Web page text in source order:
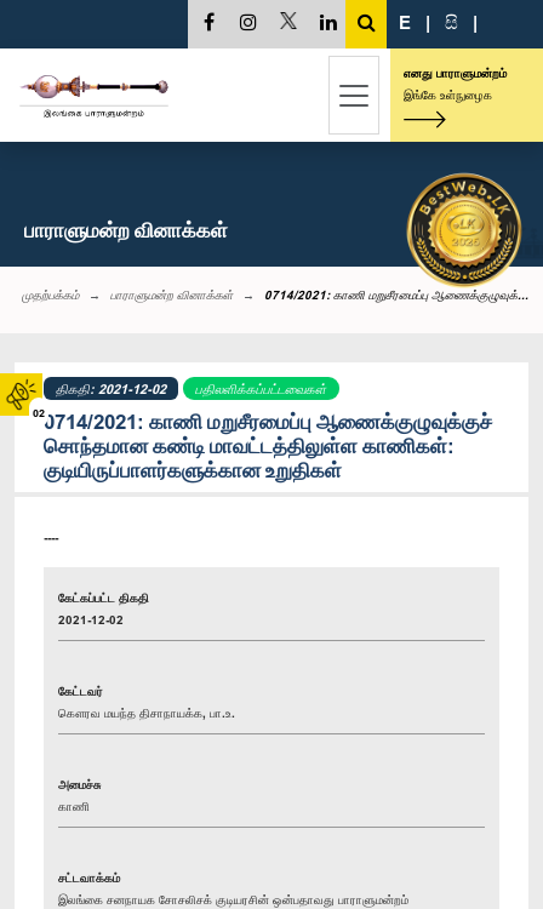
02
E | සි |
எனது பாராளுமன்றம்
இங்கே உள்நுழைக
பாராளுமன்ற வினாக்கள்
முதற்பக்கம் பாராளுமன்ற வினாக்கள் 0714/2021: காணி மறுசீரமைப்பு ஆணைக்குழுவுக்...
திகதி: 2021-12-02 பதிலளிக்கப்பட்டவைகள்
0714/2021: காணி மறுசீரமைப்பு ஆணைக்குழுவுக்குச்
சொந்தமான கண்டி மாவட்டத்திலுள்ள காணிகள்:
குடியிருப்பாளர்களுக்கான உறுதிகள்
----
கேட்கப்பட்ட திகதி
2021-12-02
கேட்டவர்
கௌரவ மயந்த திசாநாயக்க, பா.உ.
அமைச்சு
காணி
சட்டவாக்கம்
இலங்கை சனநாயக சோசலிசக் குடியரசின் ஒன்பதாவது பாராளுமன்றம்